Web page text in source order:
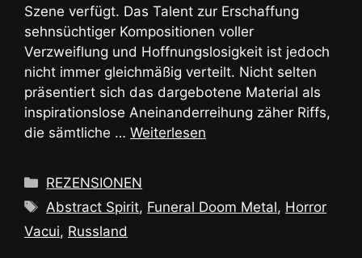
Szene verfügt. Das Talent zur Erschaffung
sehnsüchtiger Kompositionen voller
Verzweiflung und Hoffnungslosigkeit ist jedoch
nicht immer gleichmäßig verteilt. Nicht selten
präsentiert sich das dargebotene Material als
inspirationslose Aneinanderreihung zäher Riffs,
die sämtliche … Weiterlesen
Kategorien
REZENSIONEN
Schlagwörter
Abstract Spirit, Funeral Doom Metal, Horror
Vacui, Russland